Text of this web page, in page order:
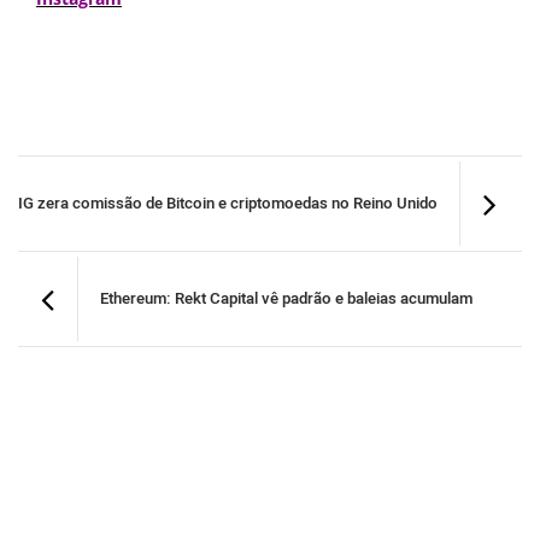
IG zera comissão de Bitcoin e criptomoedas no Reino Unido
Ethereum: Rekt Capital vê padrão e baleias acumulam